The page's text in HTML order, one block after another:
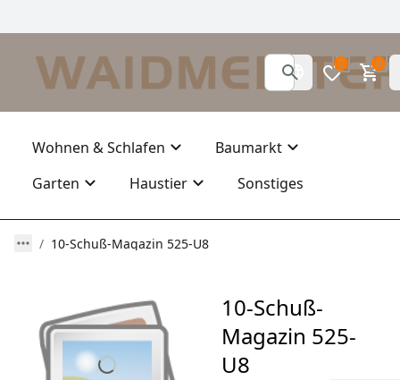
0 0
Wohnen & Schlafen
Baumarkt
Garten
Haustier Sonstiges
10-Schuß-Magazin 525-U8
10-Schuß-
Magazin 525-
U8